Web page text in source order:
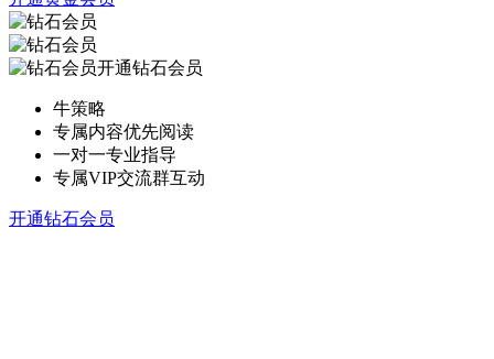
开通钻石会员
牛策略
专属内容优先阅读
一对一专业指导
专属VIP交流群互动
开通钻石会员